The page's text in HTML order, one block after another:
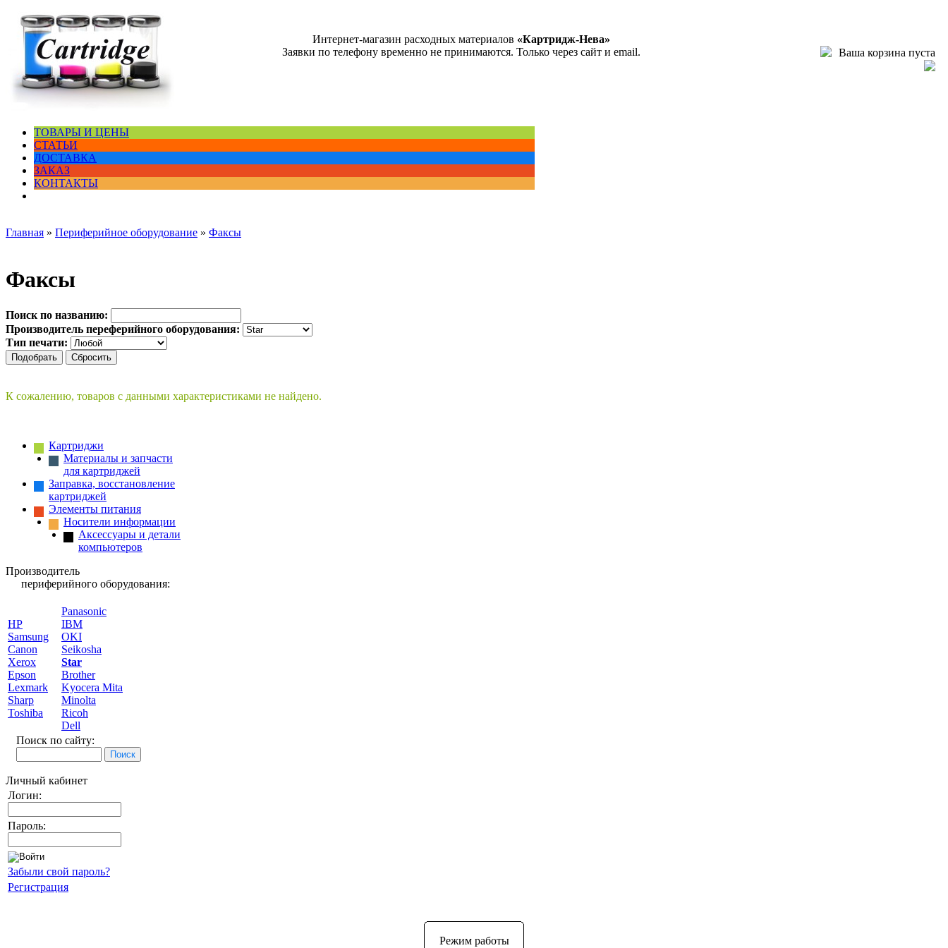
Интернет-магазин расходных материалов «Картридж-Нева»
Заявки по телефону временно не принимаются. Только через сайт и email.
Ваша корзина пуста
ТОВАРЫ И ЦЕНЫ
СТАТЬИ
ДОСТАВКА
ЗАКАЗ
КОНТАКТЫ
Главная » Периферийное оборудование » Факсы
Факсы
Поиск по названию:
Производитель переферийного оборудования:
Тип печати:
К сожалению, товаров с данными характеристиками не найдено.
Картриджи
Материалы и запчасти
для картриджей
Заправка, восстановление
картриджей
Элементы питания
Носители информации
Аксессуары и детали
компьютеров
Производитель
периферийного оборудования:
HP
Samsung
Canon
Xerox
Epson
Lexmark
Sharp
Toshiba
Panasonic
IBM
OKI
Seikosha
Star
Brother
Kyocera Mita
Minolta
Ricoh
Dell
Поиск по сайту:
Личный кабинет
Логин:
Пароль:
Забыли свой пароль?
Регистрация
Режим работы